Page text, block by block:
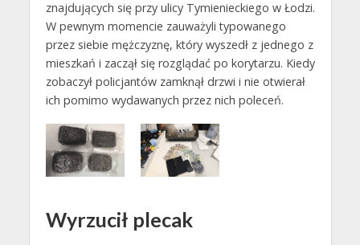
znajdujących się przy ulicy Tymienieckiego w Łodzi.
W pewnym momencie zauważyli typowanego
przez siebie mężczyznę, który wyszedł z jednego z
mieszkań i zaczął się rozglądać po korytarzu. Kiedy
zobaczył policjantów zamknął drzwi i nie otwierał
ich pomimo wydawanych przez nich poleceń.
Wyrzucił plecak